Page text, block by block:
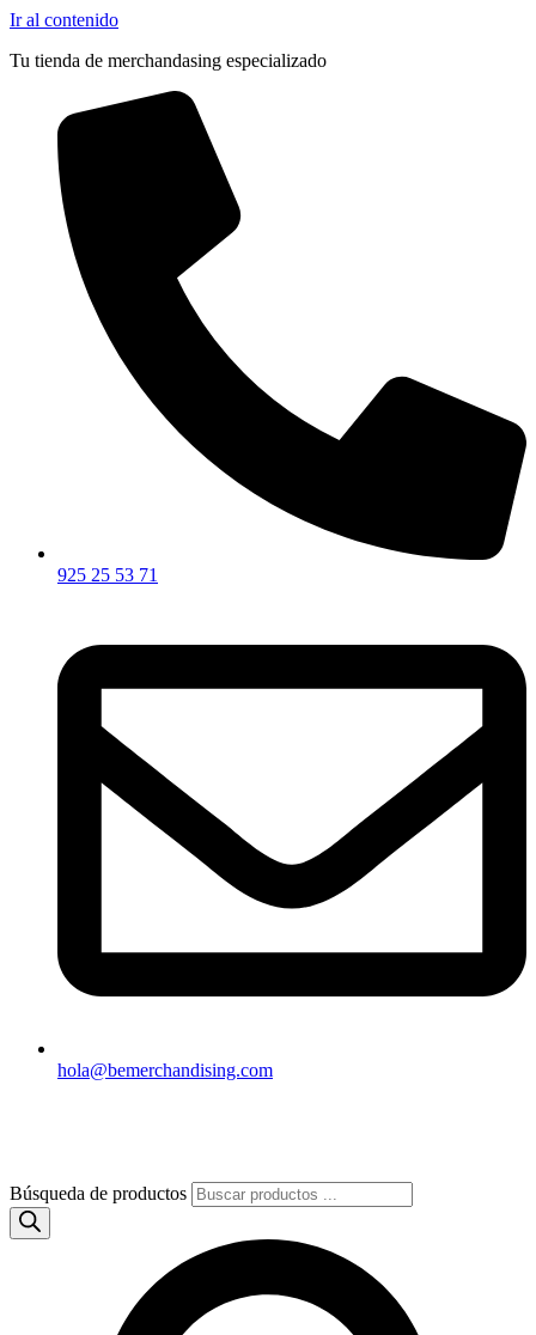
Ir al contenido
Tu tienda de merchandasing especializado
925 25 53 71
hola@bemerchandising.com
Búsqueda de productos